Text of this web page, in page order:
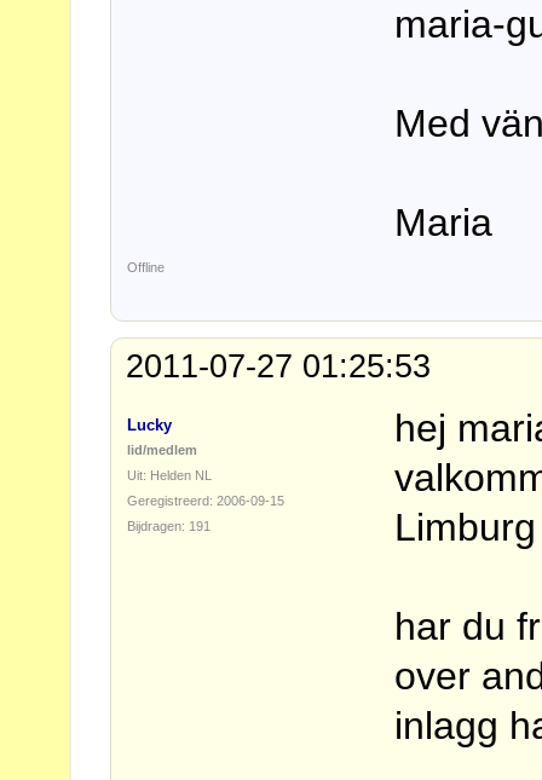
maria-
Med
Maria
Offline
2011-07-27 01:25:53
Lucky
lid/medlem
Uit: Helden NL
Geregistreerd: 2006-09-15
Bijdragen: 191
hej
har du
over
inlagg